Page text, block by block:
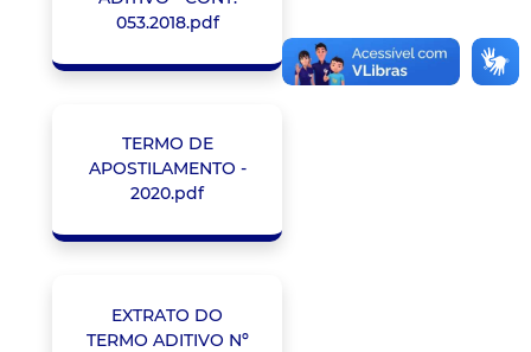
053.2018.pdf
TERMO DE
APOSTILAMENTO -
2020.pdf
EXTRATO DO
TERMO ADITIVO Nº